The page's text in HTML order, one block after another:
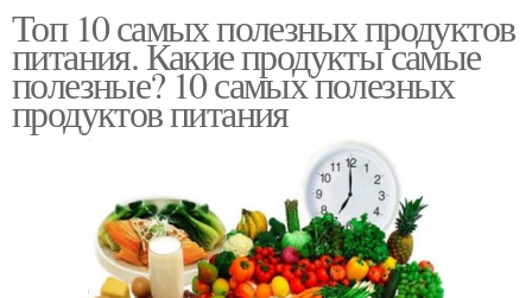
Топ 10 самых полезных продуктов
питания. Какие продукты самые
полезные? 10 самых полезных
продуктов питания